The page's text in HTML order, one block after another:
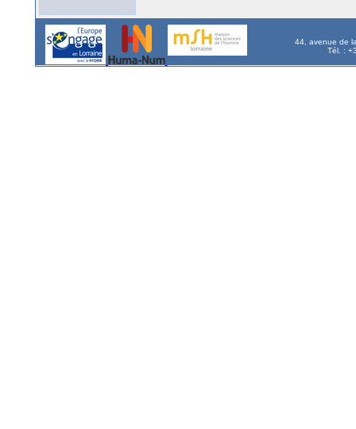
44, avenue de
Tél. :